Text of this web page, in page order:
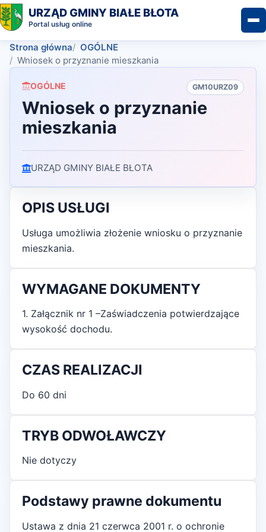
URZĄD GMINY BIAŁE BŁOTA
Portal usług online
Strona główna
OGÓLNE
Wniosek o przyznanie mieszkania
OGÓLNE GM10URZ09
Wniosek o przyznanie
mieszkania
URZĄD GMINY BIAŁE BŁOTA
OPIS USŁUGI
Usługa umożliwia złożenie wniosku o przyznanie
mieszkania.
WYMAGANE DOKUMENTY
1. Załącznik nr 1 –Zaświadczenia potwierdzające
wysokość dochodu.
CZAS REALIZACJI
Do 60 dni
TRYB ODWOŁAWCZY
Nie dotyczy
Podstawy prawne dokumentu
Ustawa z dnia 21 czerwca 2001 r. o ochronie